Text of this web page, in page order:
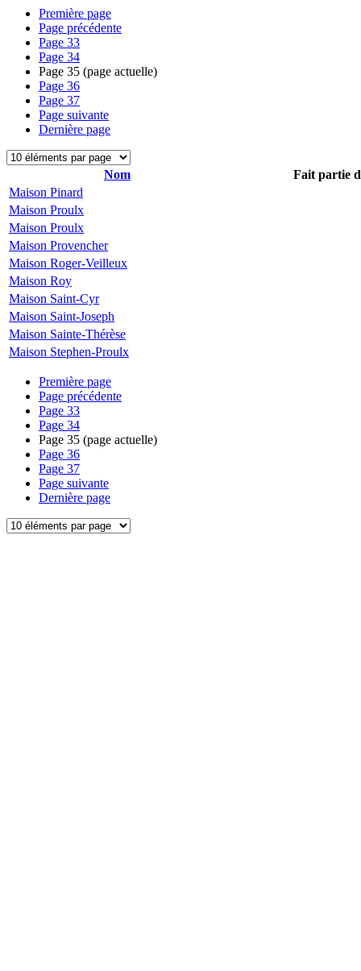
Première page
Page précédente
Page 33
Page 34
Page 35 (page actuelle)
Page 36
Page 37
Page suivante
Dernière page
Nom
Fait partie
Maison Pinard
Maison Proulx
Maison Proulx
Maison Provencher
Maison Roger-Veilleux
Maison Roy
Maison Saint-Cyr
Maison Saint-Joseph
Maison Sainte-Thérèse
Maison Stephen-Proulx
Première page
Page précédente
Page 33
Page 34
Page 35 (page actuelle)
Page 36
Page 37
Page suivante
Dernière page